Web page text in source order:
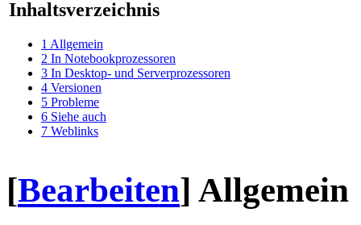
Inhaltsverzeichnis
1 Allgemein
2 In Notebookprozessoren
3 In Desktop- und Serverprozessoren
4 Versionen
5 Probleme
6 Siehe auch
7 Weblinks
[Bearbeiten] Allgemein